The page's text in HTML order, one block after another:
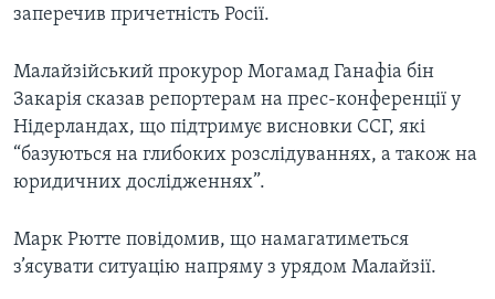
заперечив причетність Росії.
Малайзійський прокурор Могамад Ганафіа бін
Закарія сказав репортерам на прес-конференції у
Нідерландах, що підтримує висновки ССГ, які
“базуються на глибоких розслідуваннях, а також на
юридичних дослідженнях”.
Марк Рютте повідомив, що намагатиметься
з’ясувати ситуацію напряму з урядом Малайзії.